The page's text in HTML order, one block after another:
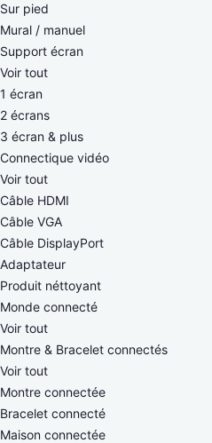
Sur pied
Mural / manuel
Support écran
Voir tout
1 écran
2 écrans
3 écran & plus
Connectique vidéo
Voir tout
Câble HDMI
Câble VGA
Câble DisplayPort
Adaptateur
Produit néttoyant
Monde connecté
Voir tout
Montre & Bracelet connectés
Voir tout
Montre connectée
Bracelet connecté
Maison connectée